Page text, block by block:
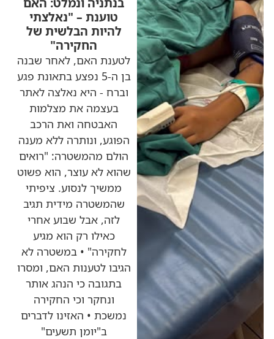
טוענת – "נאלצתי
להיות הבלשית של
החקירה"
לטענת האם, לאחר שבנה
בן ה-5 נפצע בתאונת פגע
וברח - היא נאלצה לאתר
בעצמה את מצלמות
האבטחה ואת הרכב
הפוגע, ונותרה ללא מענה
הולם מהמשטרה: "רואים
שהוא לא עוצר, הוא פשוט
ממשיך לנסוע. ציפיתי
שהמשטרה מידית תגיב
לזה, אבל שבוע אחרי
כאילו רק הוא מגיע
לחקירה" • במשטרה לא
הגיבו לטענות האם, ומסרו
בתגובה כי הנהג אותר
ונחקר וכי החקירה
נמשכת • האזינו לדברים
ב"יומן תשעים"